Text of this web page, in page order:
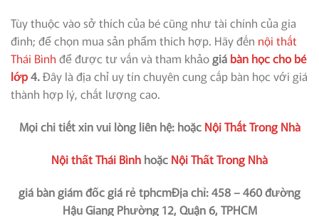
Tùy thuộc vào sở thích của bé cũng như tài chính của gia
đình; để chọn mua sản phẩm thích hợp. Hãy đến nội thất
Thái Bình để được tư vấn và tham khảo giá bàn học cho bé
lớp4.Đây là địa chỉ uy tín chuyên cung cấp bàn học với giá
thành hợp lý, chất lượng cao.
Mọi chi tiết xin vui lòng liên hệ: hoặc Nội Thất Trong Nhà
Nội thất Thái Bình hoặc Nội Thất Trong Nhà
giá bàn giám đốc giá rẻ tphcmĐịa chỉ: 458 – 460 đường
Hậu Giang Phường 12, Quận 6, TPHCM